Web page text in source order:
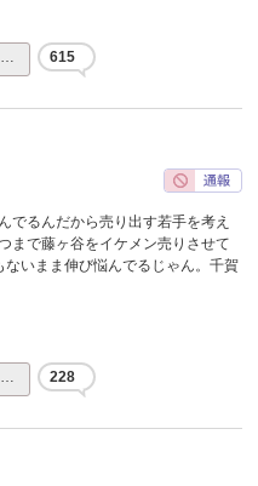
… 615
でるんだから売り出す若手を考え
まで藤ヶ谷をイケメン売りさせて
いまま伸び悩んでるじゃん。千賀
… 228